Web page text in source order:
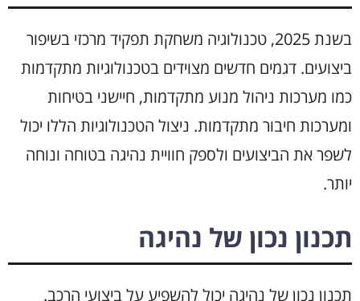
בשנת 2025, טכנולוגיה משחקת תפקיד מרכזי בשיפור
ביצועים. דגמים חדשים מצוידים בטכנולוגיות מתקדמות
כמו מערכות ניהול מנוע מתקדמות, חיישני בטיחות
ומערכות חיבור מתקדמות. ניצול הטכנולוגיות הללו יכול
לשפר את הביצועים ולספק חוויית נהיגה בטוחה ונוחה
יותר.
תכנון נכון של נהיגה
תכנון נכון של נהיגה יכול להשפיע על ביצועי הרכב.